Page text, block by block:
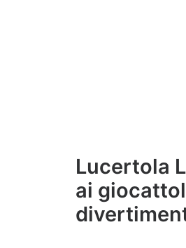
Lucertola
ai